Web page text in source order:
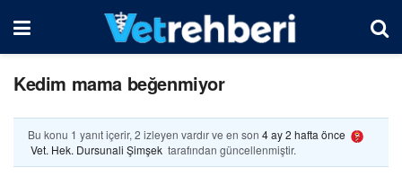
Kedim mama beğenmiyor
Bu konu 1 yanıt içerir, 2 izleyen vardır ve en son 4 ay 2 hafta önce
Vet. Hek. Dursunali Şimşek tarafından güncellenmiştir.